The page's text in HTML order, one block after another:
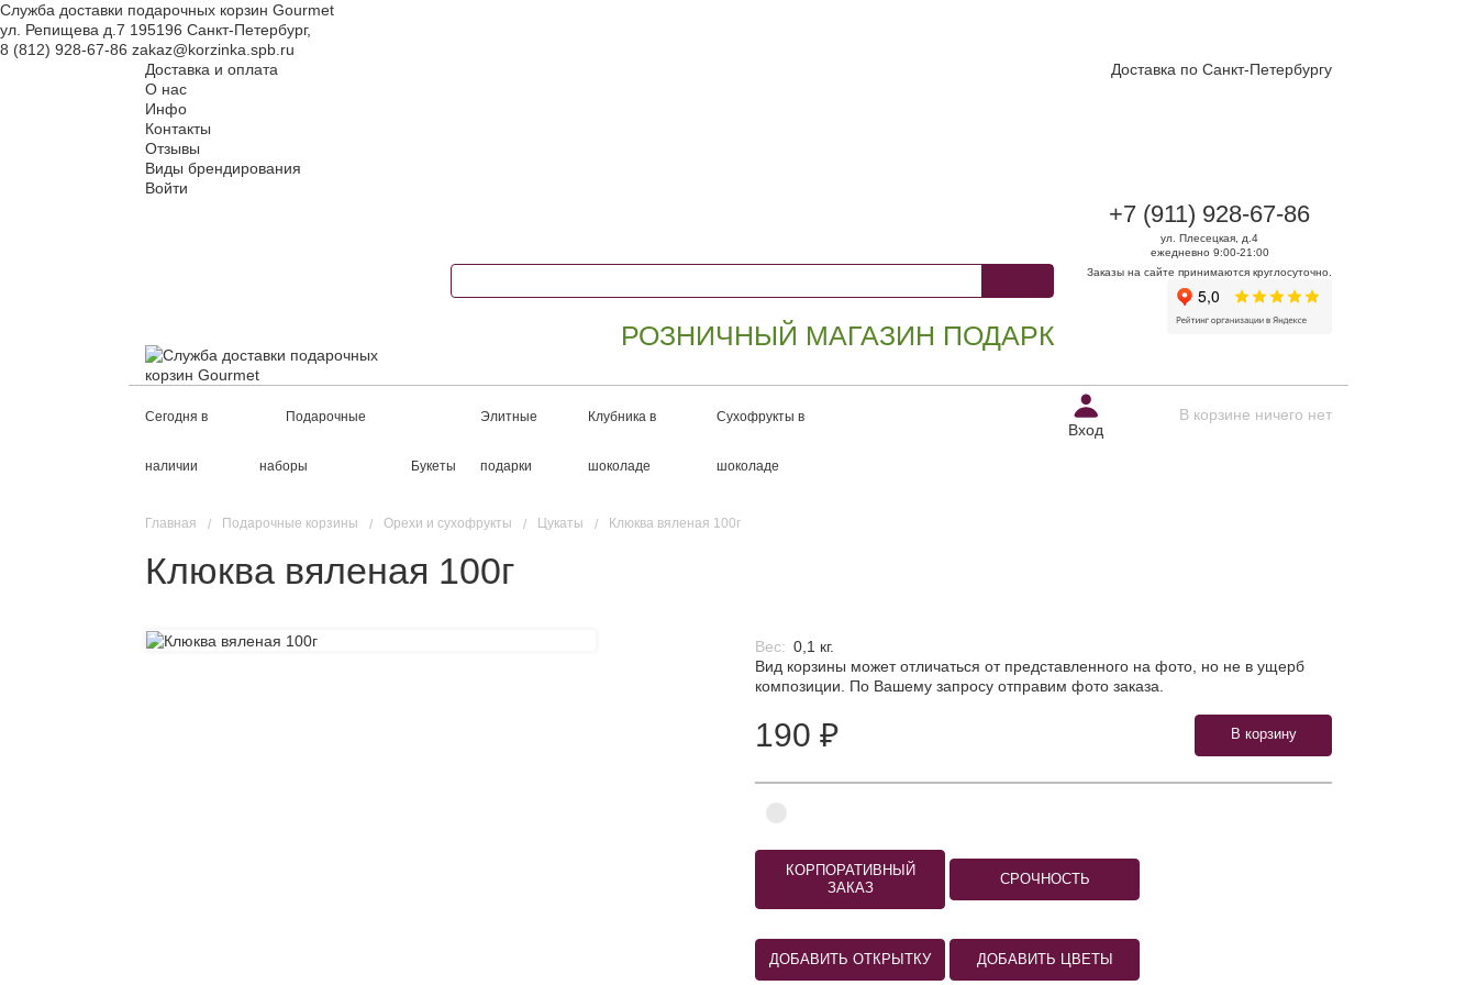
Служба доставки подарочных корзин Gourmet
ул. Репищева д.7 195196 Санкт-Петербург,
8 (812) 928-67-86 zakaz@korzinka.spb.ru
Доставка и оплата
О нас
Инфо
Контакты
Отзывы
Виды брендирования
Войти
Доставка по Санкт-Петербургу
РОЗНИЧНЫЙ МАГАЗИН ПОДАРКОВ И ЦВЕТОВ - УЛ.ПЛЕСЕЦКАЯ Д.4
+7 (911) 928-67-86
ул. Плесецкая, д.4
ежедневно 9:00-21:00
Заказы на сайте принимаются круглосуточно.
Сегодня в
наличии
Подарочные
наборы Букеты
Элитные
подарки
Клубника в
шоколаде
Сухофрукты в
шоколаде
Вход
В корзине ничего нет
Главная Подарочные корзины Орехи и сухофрукты Цукаты Клюква вяленая 100г
Клюква вяленая 100г
Вес: 0,1 кг.
Вид корзины может отличаться от представленного на фото, но не в ущерб
композиции. По Вашему запросу отправим фото заказа.
190 ₽
КОРПОРАТИВНЫЙ
ЗАКАЗ
СРОЧНОСТЬ
ДОБАВИТЬ ОТКРЫТКУ ДОБАВИТЬ ЦВЕТЫ